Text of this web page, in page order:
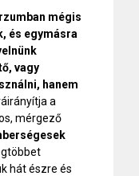
mégis
és egymásra
vagy
hanem
a
mérgező
hát észre és